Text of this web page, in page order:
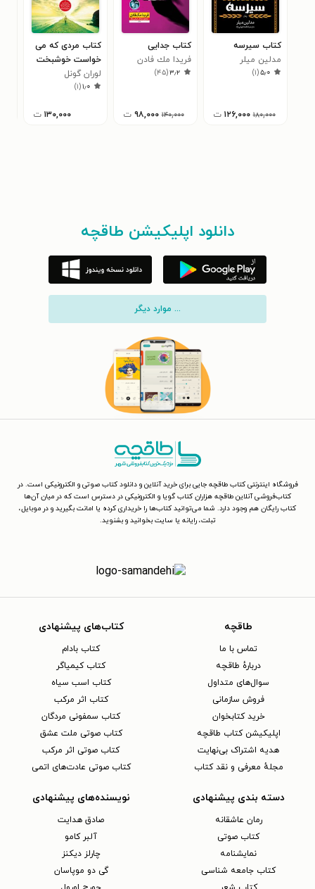
کتاب سیرسه
مدلین میلر
۵٫۰(۱)
۱۸۰,۰۰۰ ۱۲۶,۰۰۰ ت
کتاب جدایی
فريدا مك فادن
۳٫۲(۴۵)
۱۴۰,۰۰۰ ۹۸,۰۰۰ ت
کتاب مردی که می
خواست خوشبخت
باشد
لوران گونل
۱٫۰(۱)
۱۳۰,۰۰۰ ت
دانلود اپلیکیشن طاقچه
... موارد دیگر
فروشگاه اینترنتی کتاب طاقچه جایی برای خرید آنلاین و دانلود کتاب صوتی و الکترونیکی است. در
کتاب‌فروشی آنلاین طاقچه هزاران کتاب گویا و الکترونیکی در دسترس است که در میان آن‌ها
کتاب رایگان هم وجود دارد. شما می‌توانید کتاب‌ها را خریداری کرده یا امانت بگیرید و در موبایل،
تبلت، رایانه یا سایت بخوانید و بشنوید.
طاقچه
تماس با ما
دربارهٔ طاقچه
سوال‌های متداول
فروش سازمانی
خرید کتابخوان
اپلیکیشن کتاب طاقچه
هدیه اشتراک بی‌نهایت
مجلهٔ معرفی و نقد کتاب
کتاب‌های پیشنهادی
کتاب بادام
کتاب کیمیاگر
کتاب اسب سیاه
کتاب اثر مرکب
کتاب سمفونی مردگان
کتاب صوتی ملت عشق
کتاب صوتی اثر مرکب
کتاب صوتی عادت‌های اتمی
دسته بندی پیشنهادی
رمان عاشقانه
کتاب‌ صوتی
نمایشنامه
کتاب جامعه شناسی
نویسنده‌های پیشنهادی
صادق هدایت
آلبر کامو
چارلز دیکنز
گی دو موپاسان